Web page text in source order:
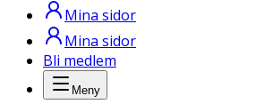
Mina sidor
Mina sidor
Bli medlem
Meny